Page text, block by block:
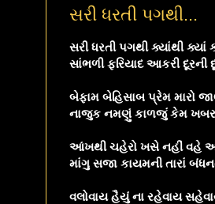
સરી ધરતી પગથી...
સરી ધરતી પગથી ક્યાંથી
સાંભળી ફરિયાદ આકરી દૂરની
બેફામ બેહિસાબ પ્રેમ મારો
નાજુક નમણું કાળજું કેમ ખબર
આંખથી ચહેરો ખસે નહીં વહે
માંગુ સજા કાયમની તારાં
વલોવાય હૈયું ના રહેવાય